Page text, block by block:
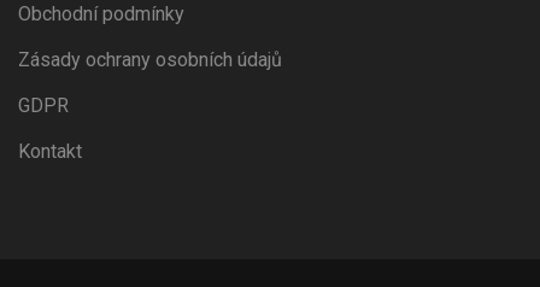
Obchodní podmínky
Zásady ochrany osobních údajů
GDPR
Kontakt